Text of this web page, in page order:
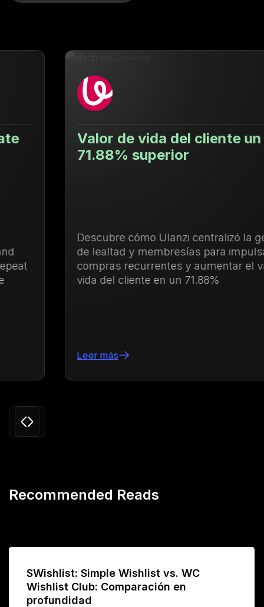
Valor de vida del cliente un
71.88% superior
Descubre cómo Ulanzi centralizó la gestión
de lealtad y membresías para impulsar las
compras recurrentes y aumentar el valor de
vida del cliente en un 71.88%
Recommended Reads
SWishlist: Simple Wishlist vs. WC
Wishlist Club: Comparación en
profundidad